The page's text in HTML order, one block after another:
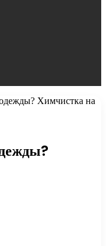
Химчистка на